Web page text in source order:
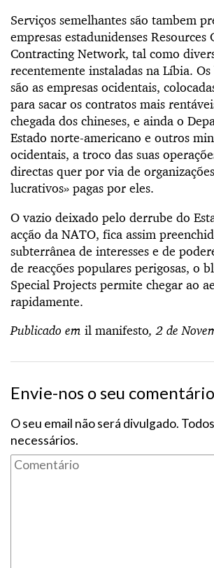
Serviços semelhantes são tambem
empresas estadunidenses
Contracting Network, tal como
recentemente instaladas na Líbia.
são as empresas ocidentais,
para sacar os contratos mais
chegada dos chineses, e ainda o
Estado norte-americano e outros
ocidentais, a troco das suas
directas quer por via de
lucrativos» pagas por eles.
O vazio deixado pelo derrube do
acção da NATO, fica assim
subterrânea de interesses e de
de reacções populares perigosas, o
Special Projects permite chegar ao
rapidamente.
Publicado em il manifesto, 2 de
Envie-nos o seu comentário
O seu email não será divulgado.
necessários.